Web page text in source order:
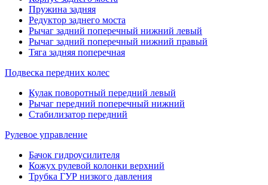
Пружина задняя
Редуктор заднего моста
Рычаг задний поперечный нижний левый
Рычаг задний поперечный нижний правый
Тяга задняя поперечная
Подвеска передних колес
Кулак поворотный передний левый
Рычаг передний поперечный нижний
Стабилизатор передний
Рулевое управление
Бачок гидроусилителя
Кожух рулевой колонки верхний
Трубка ГУР низкого давления